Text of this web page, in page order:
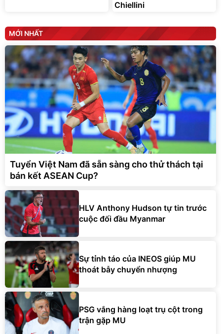
Chiellini
MỚI NHẤT
Tuyển Việt Nam đã sẵn sàng cho thử thách tại
bán kết ASEAN Cup?
HLV Anthony Hudson tự tin trước
cuộc đối đầu Myanmar
Sự tỉnh táo của INEOS giúp MU
thoát bẫy chuyển nhượng
PSG vắng hàng loạt trụ cột trong
trận gặp MU